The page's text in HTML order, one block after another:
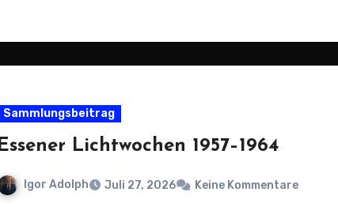
Sammlungsbeitrag
Essener Lichtwochen 1957–1964
Igor Adolph Juli 27, 2026 Keine Kommentare